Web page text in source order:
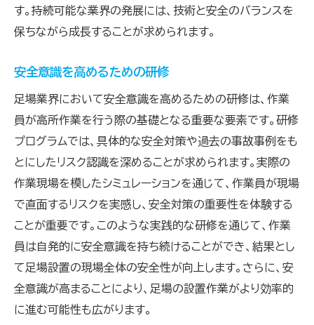
す。持続可能な業界の発展には、技術と安全のバランスを
保ちながら成長することが求められます。
安全意識を高めるための研修
足場業界において安全意識を高めるための研修は、作業
員が高所作業を行う際の基礎となる重要な要素です。研修
プログラムでは、具体的な安全対策や過去の事故事例をも
とにしたリスク認識を深めることが求められます。実際の
作業現場を模したシミュレーションを通じて、作業員が現場
で直面するリスクを実感し、安全対策の重要性を体験する
ことが重要です。このような実践的な研修を通じて、作業
員は自発的に安全意識を持ち続けることができ、結果とし
て足場設置の現場全体の安全性が向上します。さらに、安
全意識が高まることにより、足場の設置作業がより効率的
に進む可能性も広がります。